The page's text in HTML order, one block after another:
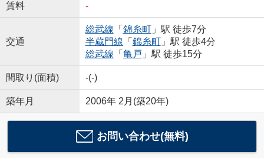
賃料 -
交通
総武線 「 錦糸町」駅 徒歩7分
半蔵門線 「 錦糸町」駅 徒歩4分
総武線 「 亀戸 」駅 徒歩15分
間取り(面積) -(-)
築年月 2006年 2月(築20年)
お問い合わせ(無料)